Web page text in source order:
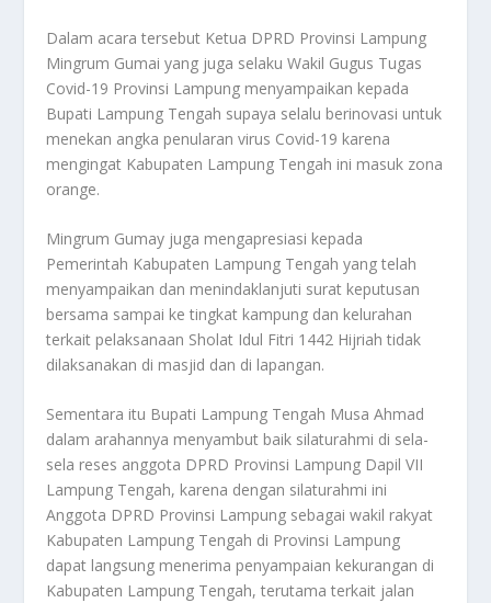
Dalam acara tersebut Ketua DPRD Provinsi Lampung
Mingrum Gumai yang juga selaku Wakil Gugus Tugas
Covid-19 Provinsi Lampung menyampaikan kepada
Bupati Lampung Tengah supaya selalu berinovasi untuk
menekan angka penularan virus Covid-19 karena
mengingat Kabupaten Lampung Tengah ini masuk zona
orange.
Mingrum Gumay juga mengapresiasi kepada
Pemerintah Kabupaten Lampung Tengah yang telah
menyampaikan dan menindaklanjuti surat keputusan
bersama sampai ke tingkat kampung dan kelurahan
terkait pelaksanaan Sholat Idul Fitri 1442 Hijriah tidak
dilaksanakan di masjid dan di lapangan.
Sementara itu Bupati Lampung Tengah Musa Ahmad
dalam arahannya menyambut baik silaturahmi di sela-
sela reses anggota DPRD Provinsi Lampung Dapil VII
Lampung Tengah, karena dengan silaturahmi ini
Anggota DPRD Provinsi Lampung sebagai wakil rakyat
Kabupaten Lampung Tengah di Provinsi Lampung
dapat langsung menerima penyampaian kekurangan di
Kabupaten Lampung Tengah, terutama terkait jalan